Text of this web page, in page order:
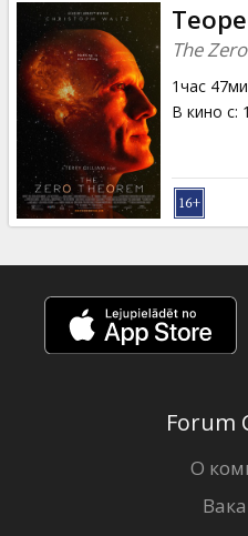
The
1час
В кино с:
Forum
О